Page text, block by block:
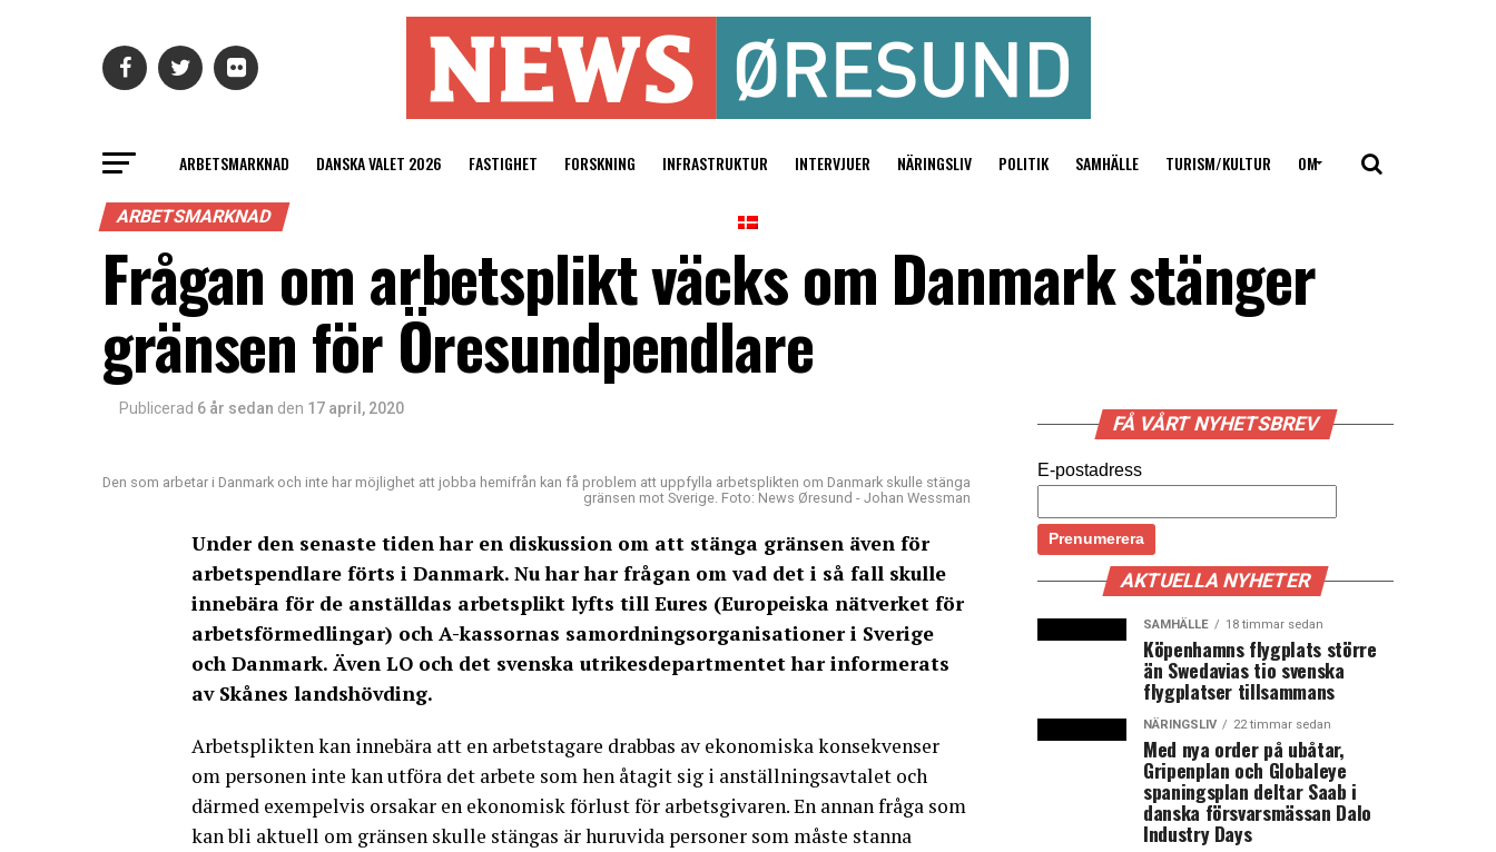
ARBETSMARKNAD DANSKA VALET 2026 FASTIGHET FORSKNING INFRASTRUKTUR INTERVJUER NÄRINGSLIV POLITIK SAMHÄLLE TURISM/KULTUR OM
ARBETSMARKNAD
Frågan om arbetsplikt väcks om Danmark stänger
gränsen för Öresundpendlare
Publicerad 6 år sedan den 17 april, 2020
Den som arbetar i Danmark och inte har möjlighet att jobba hemifrån kan få problem att uppfylla arbetsplikten om Danmark skulle stänga
gränsen mot Sverige. Foto: News Øresund - Johan Wessman
Under den senaste tiden har en diskussion om att stänga gränsen även för
arbetspendlare förts i Danmark. Nu har har frågan om vad det i så fall skulle
innebära för de anställdas arbetsplikt lyfts till Eures (Europeiska nätverket för
arbetsförmedlingar) och A-kassornas samordningsorganisationer i Sverige
och Danmark. Även LO och det svenska utrikesdepartmentet har informerats
av Skånes landshövding.
Arbetsplikten kan innebära att en arbetstagare drabbas av ekonomiska konsekvenser
om personen inte kan utföra det arbete som hen åtagit sig i anställningsavtalet och
därmed exempelvis orsakar en ekonomisk förlust för arbetsgivaren. En annan fråga som
kan bli aktuell om gränsen skulle stängas är huruvida personer som måste stanna
FÅ VÅRT NYHETSBREV
E-postadress
AKTUELLA NYHETER
SAMHÄLLE 18 timmar sedan
Köpenhamns flygplats större
än Swedavias tio svenska
flygplatser tillsammans
NÄRINGSLIV 22 timmar sedan
Med nya order på ubåtar,
Gripenplan och Globaleye
spaningsplan deltar Saab i
danska försvarsmässan Dalo
Industry Days